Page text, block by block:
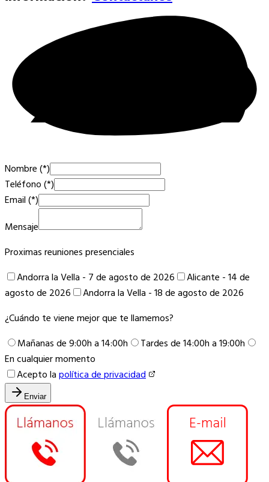
Nombre (*)
Teléfono (*)
Email (*)
Mensaje
Proximas reuniones presenciales
Andorra la Vella - 7 de agosto de 2026
Alicante - 14 de
agosto de 2026
Andorra la Vella - 18 de agosto de 2026
¿Cuándo te viene mejor que te llamemos?
Mañanas de 9:00h a 14:00h
Tardes de 14:00h a 19:00h
En cualquier momento
Acepto lapolítica de privacidad
Enviar